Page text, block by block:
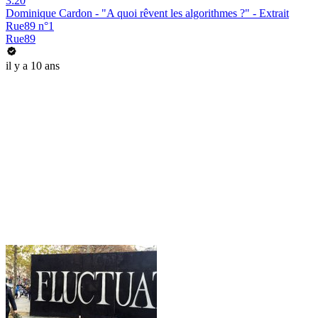
Dominique Cardon - "A quoi rêvent les algorithmes ?" - Extrait
Rue89 n°1
Rue89
il y a 10 ans